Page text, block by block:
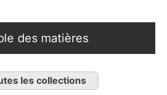
des matières
les collections